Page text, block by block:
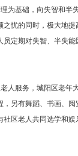
为基础，向失智和半
之忧的同时，极大地
员定期对失智、半失
人服务，城阳区老年
，另有舞蹈、书画、
社区老人共同选学和